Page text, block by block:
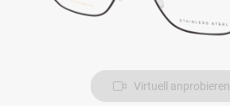
Virtuell anprobieren